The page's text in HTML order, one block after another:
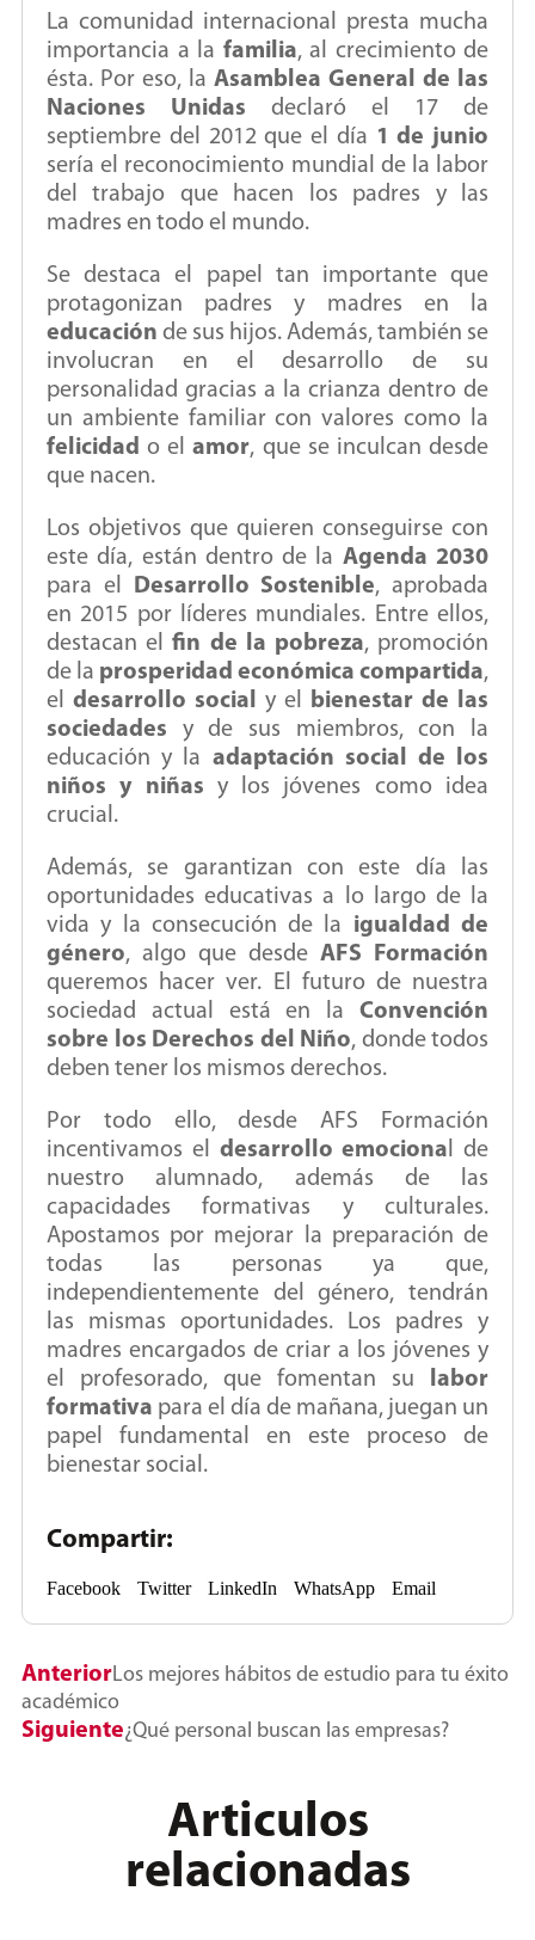
La comunidad internacional presta mucha
importancia a la familia, al crecimiento de
ésta. Por eso, la Asamblea General de las
Naciones Unidas declaró el 17 de
septiembre del 2012 que el día 1 de junio
sería el reconocimiento mundial de la labor
del trabajo que hacen los padres y las
madres en todo el mundo.
Se destaca el papel tan importante que
protagonizan padres y madres en la
educación de sus hijos. Además, también se
involucran en el desarrollo de su
personalidad gracias a la crianza dentro de
un ambiente familiar con valores como la
felicidad o elamor, que se inculcan desde
que nacen.
Los objetivos que quieren conseguirse con
este día, están dentro de la Agenda 2030
para el
Desarrollo Sostenible, aprobada
en 2015 por líderes mundiales. Entre ellos,
destacan elfin de la pobreza, promoción
de la prosperidad económica compartida,
el desarrollo social y el
bienestar de las
sociedades y de sus miembros, con la
educación y la adaptación social de los
niños y niñas y los jóvenes como idea
crucial.
Además, se garantizan con este día las
oportunidades educativas a lo largo de la
vida y la consecución de la igualdad de
género, algo que desde AFS Formación
queremos hacer ver. El futuro de nuestra
sociedad actual está en la Convención
sobre los Derechos del Niño, donde todos
deben tener los mismos derechos.
Por todo ello, desde AFS Formación
incentivamos el desarrollo emociona l de
nuestro alumnado, además de las
capacidades formativas y culturales.
Apostamos por mejorar la preparación de
todas las personas ya que,
independientemente del género, tendrán
las mismas oportunidades. Los padres y
madres encargados de criar a los jóvenes y
el profesorado, que fomentan su
labor
formativa para el día de mañana, juegan un
papel fundamental en este proceso de
bienestar social.
Compartir:
Facebook Twitter LinkedIn WhatsApp Email
AnteriorLos mejores hábitos de estudio para tu éxito
académico
Siguiente¿Qué personal buscan las empresas?
Articulos
relacionadas